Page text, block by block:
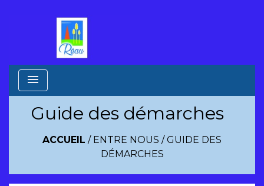
menu
Guide des démarches
ACCUEIL / ENTRE NOUS /GUIDE DES
DÉMARCHES